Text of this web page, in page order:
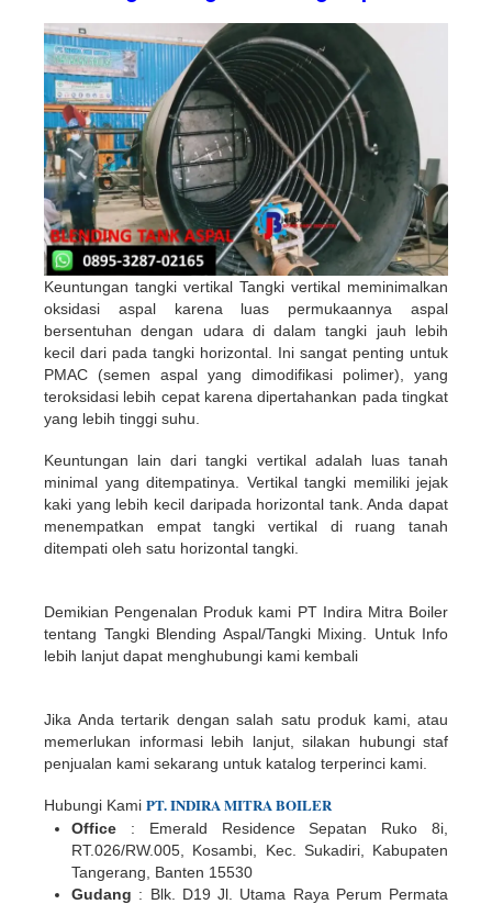
Keuntungan tangki vertikal Tangki vertikal meminimalkan
oksidasi aspal karena luas permukaannya aspal
bersentuhan dengan udara di dalam tangki jauh lebih
kecil dari pada tangki horizontal. Ini sangat penting untuk
PMAC (semen aspal yang dimodifikasi polimer), yang
teroksidasi lebih cepat karena dipertahankan pada tingkat
yang lebih tinggi suhu.
Keuntungan lain dari tangki vertikal adalah luas tanah
minimal yang ditempatinya. Vertikal tangki memiliki jejak
kaki yang lebih kecil daripada horizontal tank. Anda dapat
menempatkan empat tangki vertikal di ruang tanah
ditempati oleh satu horizontal tangki.
Demikian Pengenalan Produk kami PT Indira Mitra Boiler
tentang Tangki Blending Aspal/Tangki Mixing. Untuk Info
lebih lanjut dapat menghubungi kami kembali
Jika Anda tertarik dengan salah satu produk kami, atau
memerlukan informasi lebih lanjut, silakan hubungi staf
penjualan kami sekarang untuk katalog terperinci kami.
Hubungi Kami PT.INDIRAMITRA BOILER
Office : Emerald Residence Sepatan Ruko 8i,
RT.026/RW.005, Kosambi, Kec. Sukadiri, Kabupaten
Tangerang, Banten 15530
Gudang : Blk. D19 Jl. Utama Raya Perum Permata